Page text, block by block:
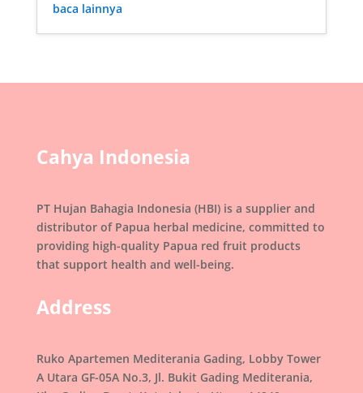
baca lainnya
Cahya Indonesia
PT Hujan Bahagia Indonesia (HBI) is a supplier and
distributor of Papua herbal medicine, committed to
providing high-quality Papua red fruit products
that support health and well-being.
Address
Ruko Apartemen Mediterania Gading, Lobby Tower
A Utara GF-05A No.3, Jl. Bukit Gading Mediterania,